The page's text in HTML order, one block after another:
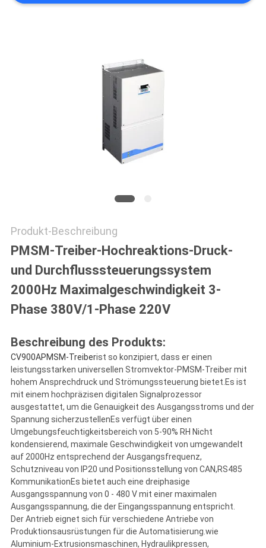
Produkt-Beschreibung
PMSM-Treiber-Hochreaktions-Druck-
und Durchflusssteuerungssystem
2000Hz Maximalgeschwindigkeit 3-
Phase 380V/1-Phase 220V
Beschreibung des Produkts:
CV900APMSM-Treiberist so konzipiert, dass er einen
leistungsstarken universellen Stromvektor-PMSM-Treiber mit
hohem Ansprechdruck und Strömungssteuerung bietet.Es ist
mit einem hochpräzisen digitalen Signalprozessor
ausgestattet, um die Genauigkeit des Ausgangsstroms und der
Spannung sicherzustellenEs verfügt über einen
Umgebungsfeuchtigkeitsbereich von 5-90% RH Nicht
kondensierend, maximale Geschwindigkeit von umgewandelt
auf 2000Hz entsprechend der Ausgangsfrequenz,
Schutzniveau von IP20 und Positionsstellung von CAN,RS485
KommunikationEs bietet auch eine dreiphasige
Ausgangsspannung von 0 - 480 V mit einer maximalen
Ausgangsspannung, die der Eingangsspannung entspricht.
Der Antrieb eignet sich für verschiedene Antriebe von
Produktionsausrüstungen für die Automatisierung.wie
Aluminium-Extrusionsmaschinen, Hydraulikpressen,